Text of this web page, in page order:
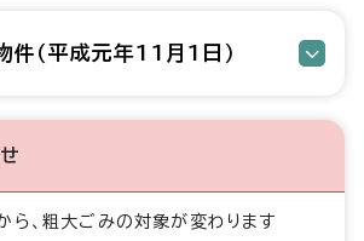
件（平成元年11月1日）
、粗大ごみの対象が変わります